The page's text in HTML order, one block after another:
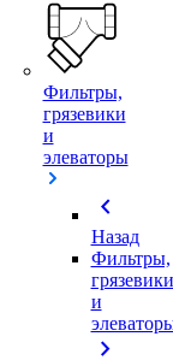
Фильтры,
грязевики
и
элеваторы
chevron_left
Назад
Фильтры,
грязевики
и
chevron_right